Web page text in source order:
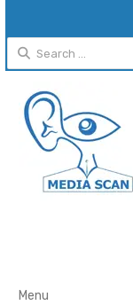
Search
for:
Menu
Menu